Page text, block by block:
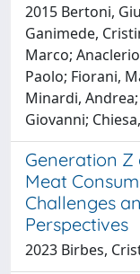
2015 Bertoni,
Ganimede,
Marco;
Paolo; Fiorani,
Minardi,
Giovanni;
Generation Z
Meat
Challenges
Perspectives
2023 Birbes,